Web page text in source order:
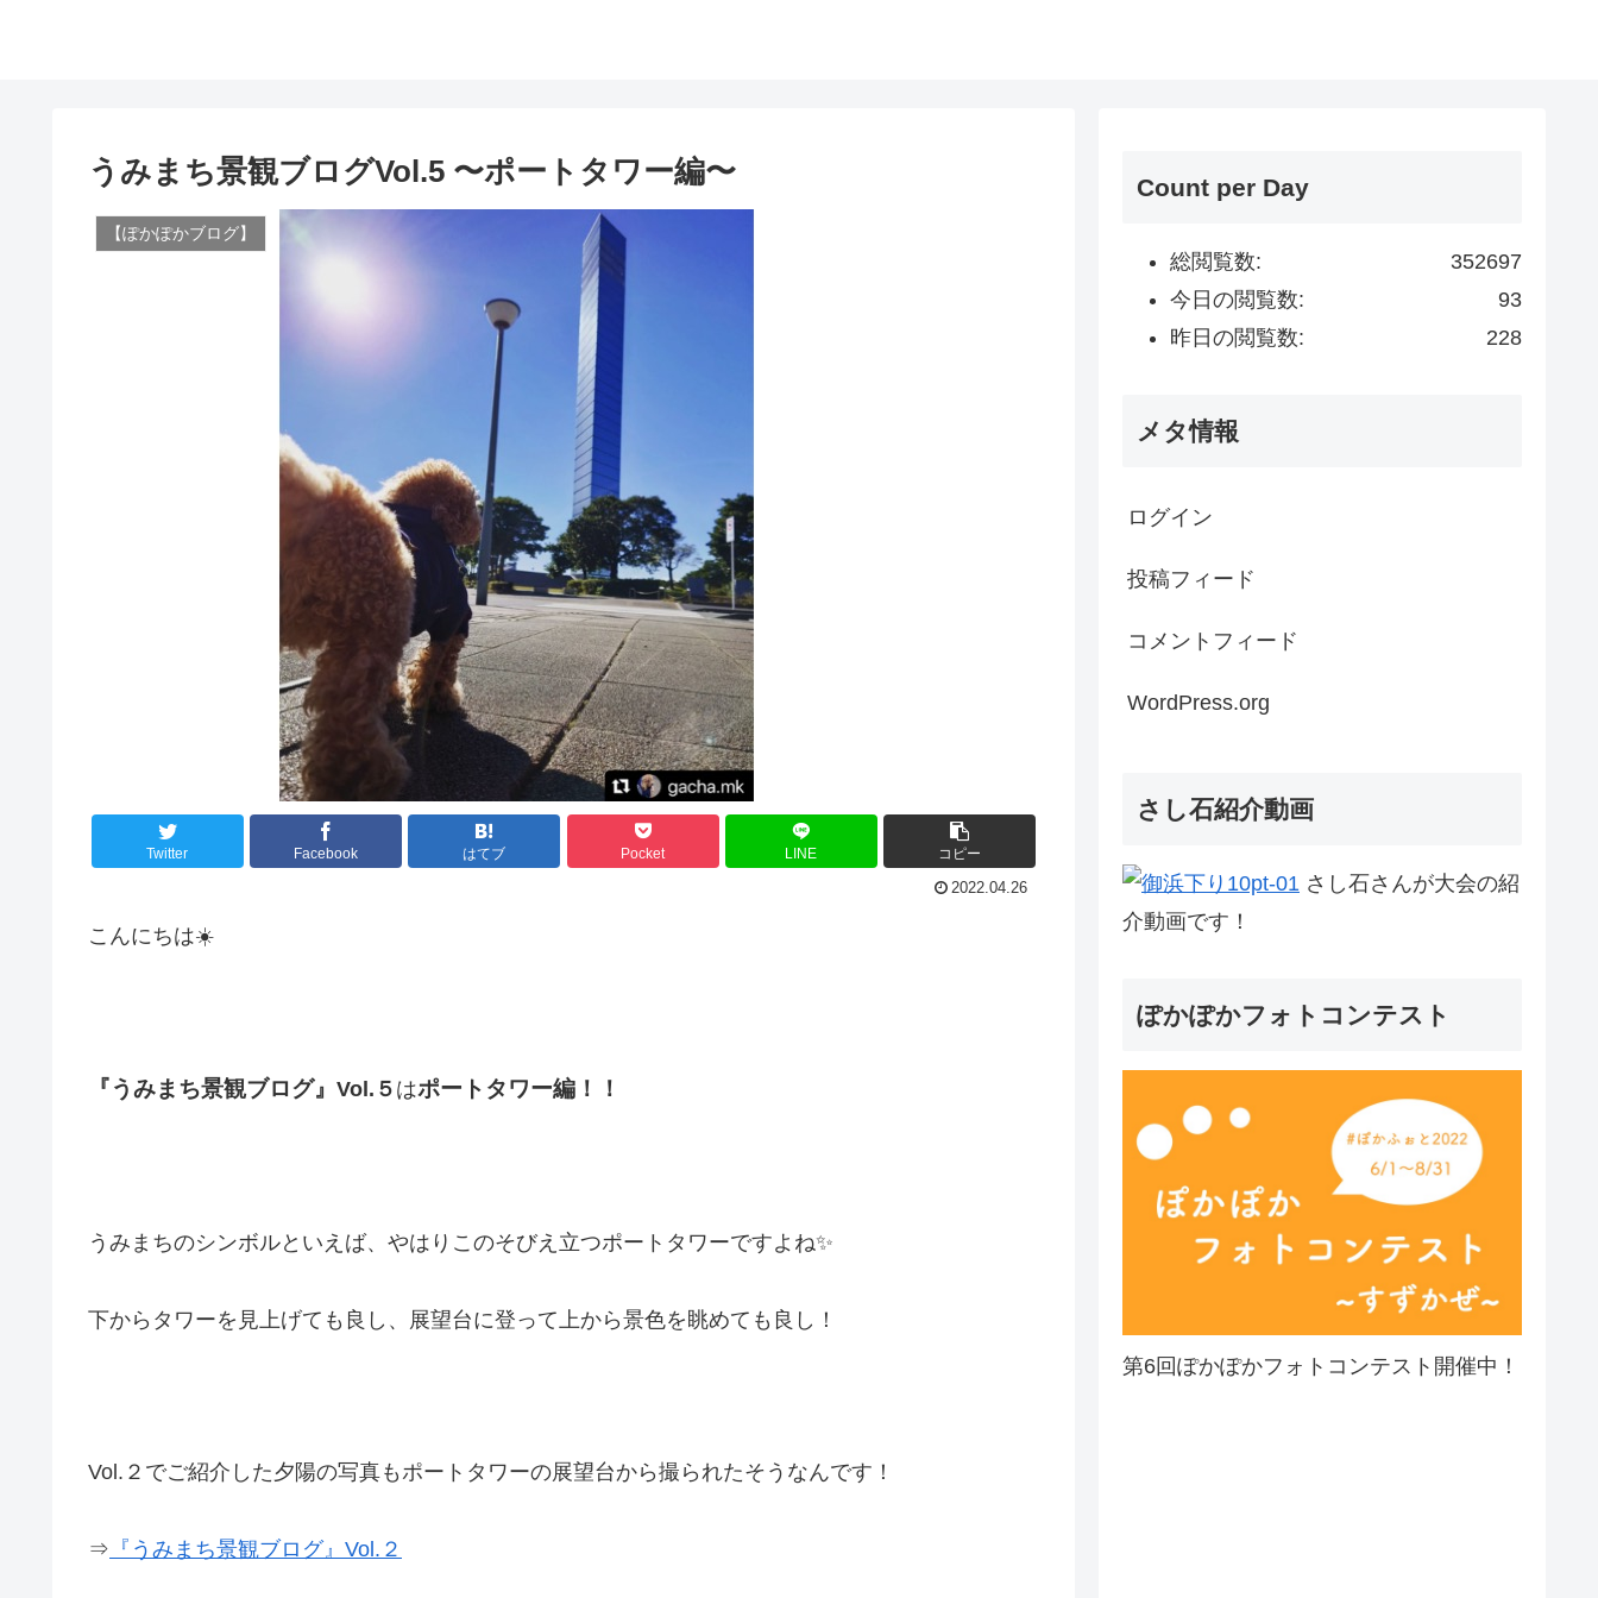
うみまち景観ブログVol.5 〜ポートタワー編〜
【ぽかぽかブログ】
Twitter Facebook はてブ Pocket LINE コピー
2022.04.26
こんにちは☀️
『うみまち景観ブログ』 Vol.５ はポートタワー編！！
うみまちのシンボルといえば、やはりこのそびえ立つポートタワーですよね✨
下からタワーを見上げても良し、展望台に登って上から景色を眺めても良し！
Vol.２でご紹介した夕陽の写真もポートタワーの展望台から撮られたそうなんです！
⇒ 『うみまち景観ブログ』Vol.２
Count per Day
352697
総閲覧数:
93
今日の閲覧数:
228
昨日の閲覧数:
メタ情報
ログイン
投稿フィード
コメントフィード
WordPress.org
さし石紹介動画
さし石さんが大会の紹
介動画です！
ぽかぽかフォトコンテスト
第6回ぽかぽかフォトコンテスト開催中！